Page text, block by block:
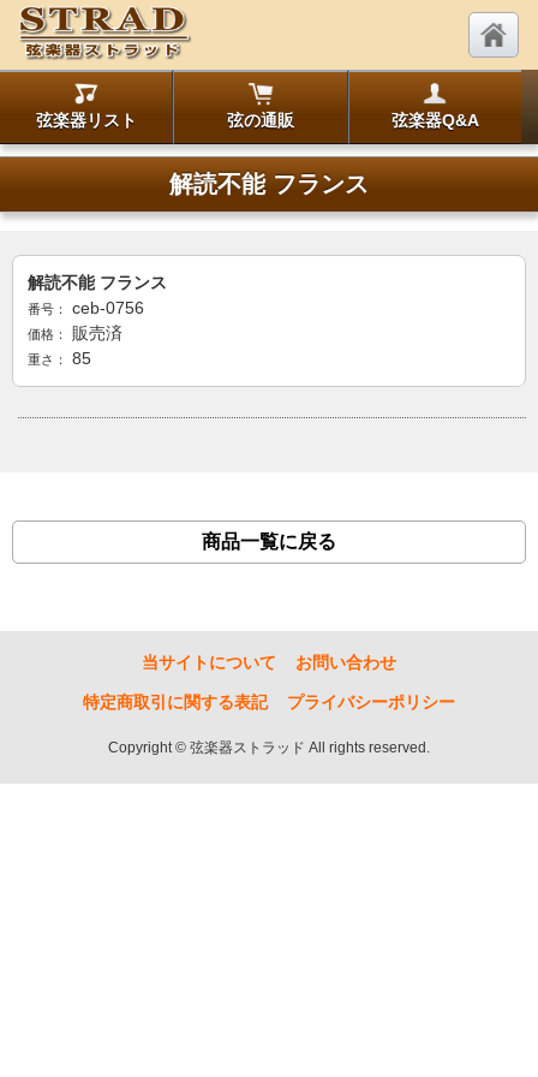
弦楽器リスト 弦の通販 弦楽器Q&A
解読不能 フランス
解読不能 フランス
番号： ceb-0756
価格： 販売済
重さ： 85
商品一覧に戻る
当サイトについて お問い合わせ
特定商取引に関する表記 プライバシーポリシー
Copyright © 弦楽器ストラッド All rights reserved.